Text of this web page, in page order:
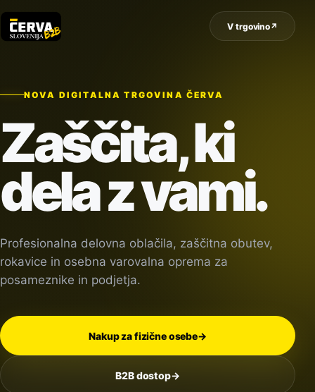
V trgovino↗
NOVA DIGITALNA TRGOVINA ČERVA
Zaščita, ki
dela z vami.
Profesionalna delovna oblačila, zaščitna obutev,
rokavice in osebna varovalna oprema za
posameznike in podjetja.
Nakup za fizične osebe→
B2B dostop→